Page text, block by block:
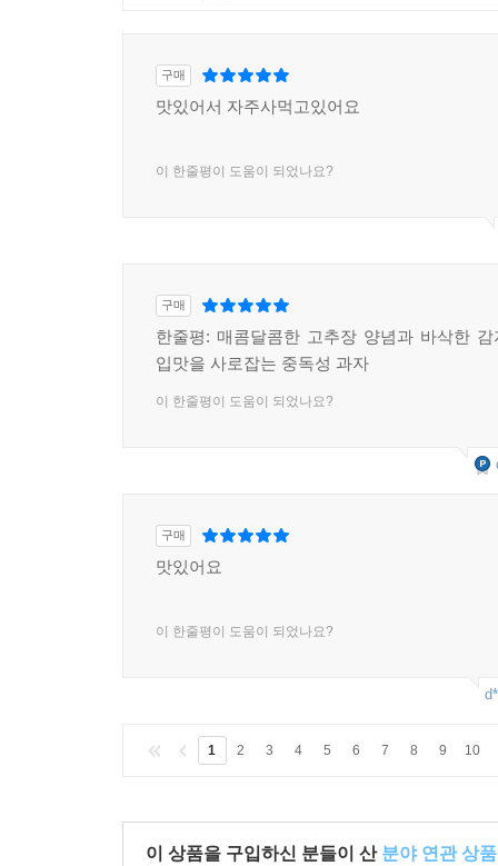
구매
맛있어서 자주사먹고있어요
이 한줄평이 도움이 되었나요?
구매
한줄평: 매콤달콤한 고추장 양념과 바삭한
입맛을 사로잡는 중독성 과자
이 한줄평이 도움이 되었나요?
구매
맛있어요
이 한줄평이 도움이 되었나요?
1 2 3 4 5 6 7 8 9 10
이 상품을 구입하신 분들이 산 분야 연관 상품